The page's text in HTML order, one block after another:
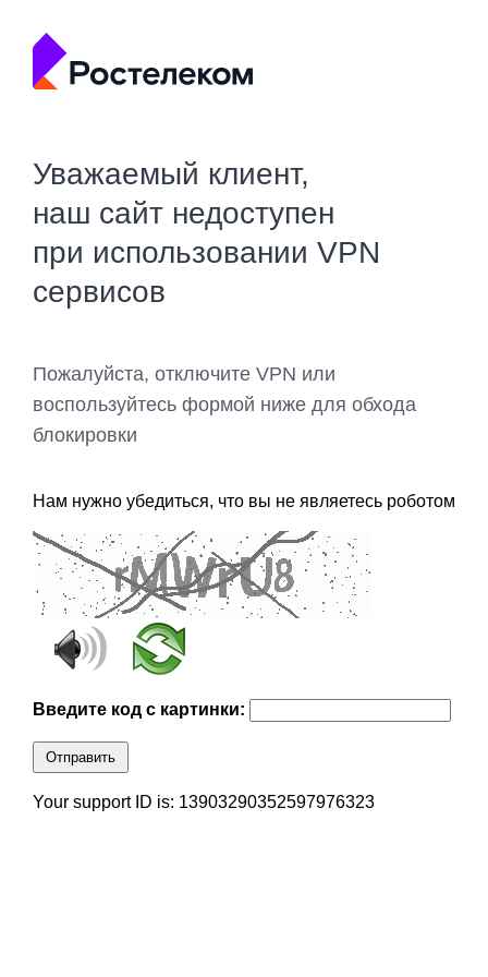
Уважаемый клиент,
наш сайт недоступен
при использовании VPN
сервисов
Пожалуйста, отключите VPN или
воспользуйтесь формой ниже для обхода
блокировки
Нам нужно убедиться, что вы не являетесь роботом
Введите код с картинки:
Отправить
Your support ID is: 13903290352597976323